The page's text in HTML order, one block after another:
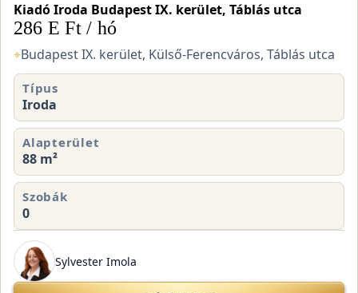
Kiadó Iroda Budapest IX. kerület, Táblás utca
286 E Ft / hó
⌖Budapest IX. kerület, Külső-Ferencváros, Táblás utca
Típus
Iroda
Alapterület
88 m²
Szobák
0
Sylvester Imola